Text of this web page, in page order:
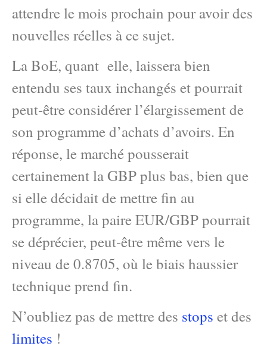
attendre le mois prochain pour avoir des
nouvelles réelles à ce sujet.
La BoE, quant elle, laissera bien
entendu ses taux inchangés et pourrait
peut-être considérer l’élargissement de
son programme d’achats d’avoirs. En
réponse, le marché pousserait
certainement la GBP plus bas, bien que
si elle décidait de mettre fin au
programme, la paire EUR/GBP pourrait
se déprécier, peut-être même vers le
niveau de 0.8705, où le biais haussier
technique prend fin.
N’oubliez pas de mettre des stops et des
limites !